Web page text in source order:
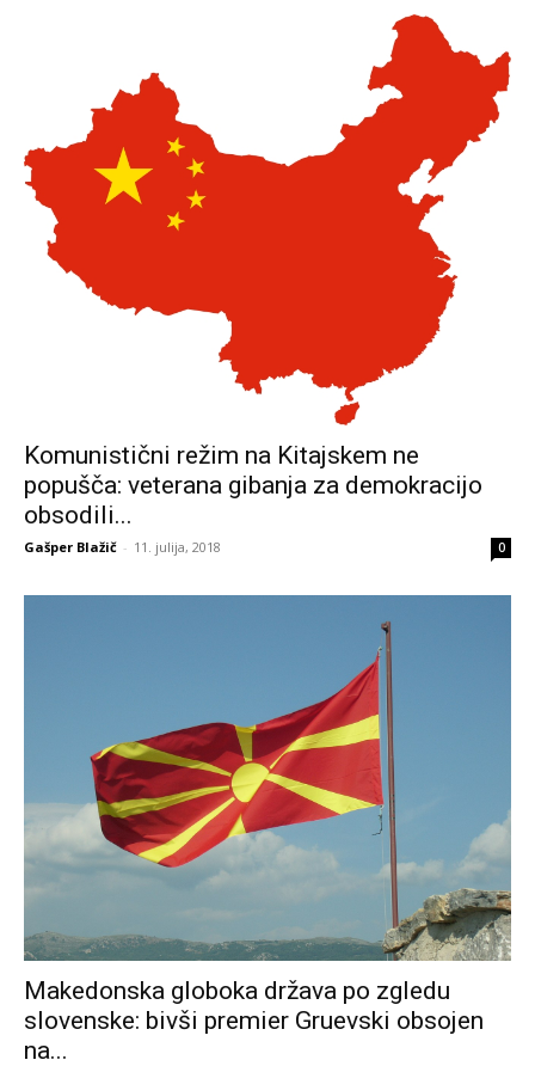
Komunistični režim na Kitajskem ne
popušča: veterana gibanja za demokracijo
obsodili...
Gašper Blažič - 11. julija, 2018 0
Makedonska globoka država po zgledu
slovenske: bivši premier Gruevski obsojen
na...